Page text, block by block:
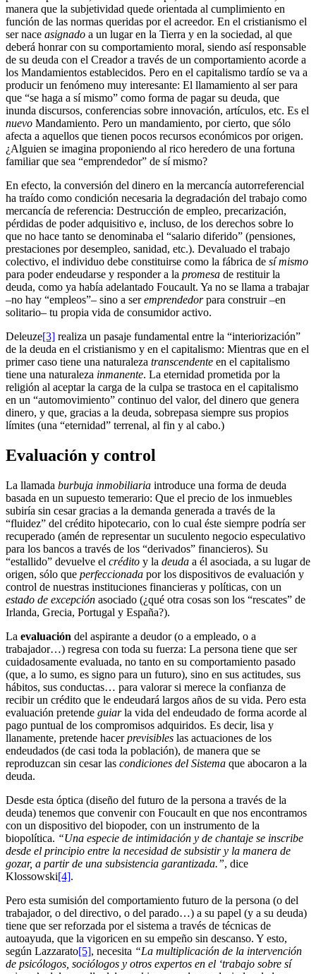
manera que la subjetividad quede orientada al cumplimiento en
función de las normas queridas por el acreedor. En el cristianismo el
ser nace asignado a un lugar en la Tierra y en la sociedad, al que
deberá honrar con su comportamiento moral, siendo así responsable
de su deuda con el Creador a través de un comportamiento acorde a
los Mandamientos establecidos. Pero en el capitalismo tardío se va a
producir un fenómeno muy interesante: El llamamiento al ser para
que “se haga a sí mismo” como forma de pagar su deuda, que
inunda discursos, conferencias sobre innovación, artículos, etc. Es el
nuevo Mandamiento. Pero un mandamiento, por cierto, que sólo
afecta a aquellos que tienen pocos recursos económicos por origen.
¿Alguien se imagina proponiendo al rico heredero de una fortuna
familiar que sea “emprendedor” de sí mismo?
En efecto, la conversión del dinero en la mercancía autorreferencial
ha traído como condición necesaria la degradación del trabajo como
mercancía de referencia: Destrucción de empleo, precarización,
pérdidas de poder adquisitivo e, incluso, de los derechos sobre lo
que no hace tanto se denominaba el “salario diferido” (pensiones,
prestaciones por desempleo, sanidad, etc.). Devaluado el trabajo
colectivo, el individuo debe constituirse como la fábrica de sí mismo
para poder endeudarse y responder a la promesa de restituir la
deuda, como ya había adelantado Foucault. Ya no se llama a trabajar
–no hay “empleos”– sino a seremprendedorpara construir –en
solitario– tu propia vida de consumidor activo.
Deleuze[3] realiza un pasaje fundamental entre la “interiorización”
de la deuda en el cristianismo y en el capitalismo: Mientras que en el
primer caso tiene una naturaleza transcendente en el capitalismo
tiene una naturaleza inmanente. La eternidad prometida por la
religión al aceptar la carga de la culpa se trastoca en el capitalismo
en un “automovimiento” continuo del valor, del dinero que genera
dinero, y que, gracias a la deuda, sobrepasa siempre sus propios
límites (una “eternidad” terrenal, al fin y al cabo.)
Evaluación y control
La llamada burbuja inmobiliaria introduce una forma de deuda
basada en un supuesto temerario: Que el precio de los inmuebles
subiría sin cesar gracias a la demanda generada a través de la
“fluidez” del crédito hipotecario, con lo cual éste siempre podría ser
recuperado (amén de representar un suculento negocio especulativo
para los bancos a través de los “derivados” financieros). Su
“estallido” devuelve el crédito y la deuda a él asociada, a su lugar de
origen, sólo que perfeccionada por los dispositivos de evaluación y
control de nuestras instituciones financieras y políticas, con un
estado de excepción asociado (¿qué otra cosas son los “rescates” de
Irlanda, Grecia, Portugal y España?).
La evaluación del aspirante a deudor (o a empleado, o a
trabajador…) regresa con toda su fuerza: La persona tiene que ser
cuidadosamente evaluada, no tanto en su comportamiento pasado
(que, a lo sumo, es signo para un futuro), sino en sus actitudes, sus
hábitos, sus conductas… para valorar si merece la confianza de
recibir un crédito que le endeudará largos años de su vida. Pero esta
evaluación pretende guiarla vida del endeudado de forma acorde al
pago puntual de los compromisos adquiridos. Es decir, lisa y
llanamente, pretende hacerprevisibles las actuaciones de los
endeudados (de casi toda la población), de manera que se
reproduzcan sin cesar las condiciones del Sistema que abocaron a la
deuda.
Desde esta óptica (diseño del futuro de la persona a través de la
deuda) tenemos que convenir con Foucault en que nos encontramos
con un dispositivo del biopoder, con un instrumento de la
biopolítica. “Una especie de intimidación y de chantaje se inscribe
desde el principio entre la necesidad de subsistir y la manera de
gozar, a partir de una subsistencia garantizada.”, dice
Klossowski[4].
Pero esta sumisión del comportamiento futuro de la persona (o del
trabajador, o del directivo, o del parado…) a su papel (y a su deuda)
tiene que ser reforzada por el sistema a través de técnicas de
autoayuda, que la vigoricen en su empeño sin descanso. Y esto,
según Lazzarato[5], necesita “La multiplicación de la intervención
de psicólogos, sociólogos y otros expertos en el ‘trabajo sobre sí